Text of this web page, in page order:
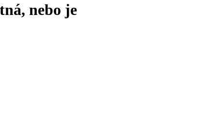
nebo je